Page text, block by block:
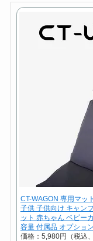
CT-WAGON 専用マッ
子供 子供向け キャン
ット 赤ちゃん ベビー
容量 付属品 オプショ
価格：5,980円（税込